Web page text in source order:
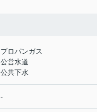
プロパンガス
公営水道
公共下水
-